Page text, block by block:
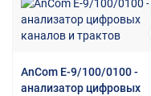
AnCom E-9/100/0100 -
анализатор цифровых